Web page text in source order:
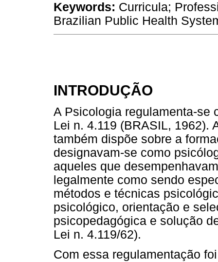
Keywords: Curricula;
Brazilian Public Health
INTRODUÇÃO
A Psicologia regulamenta-se
Lei n. 4.119 (BRASIL, 1962).
também dispõe sobre a
designavam-se como
aqueles que
legalmente como sendo
métodos e técnicas
psicológico, orientação e
psicopedagógica e solução
Lei n. 4.119/62).
Com essa regulamentação